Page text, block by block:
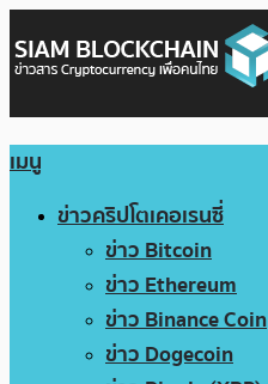
เมนู
ข่าวคริปโตเคอเรนซี่
ข่าว Bitcoin
ข่าว Ethereum
ข่าว Binance Coin
ข่าว Dogecoin